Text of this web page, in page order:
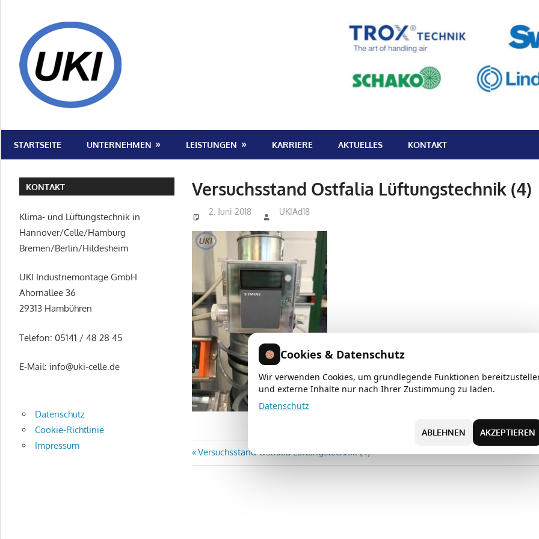
springen
Lüftungstechnik
|
Celle,
Hannover,
Hildesheim,
Berlin
Ihr
Ansprechpartner
im
Bereich
Klima-
und
Unser
Aufgabenfeld
geht
der
Planung
Montage,
bis
hin
STARTSEITE UNTERNEHMEN LEISTUNGEN KARRIERE AKTUELLES KONTAKT
Versuchsstand Ostfalia Lüftungstechnik (4)
2. Juni 2018 UKIAd18
Beitragsnavigation
Vorheriger
Beitrag:
Versuchsstand Ostfalia Lüftungstechnik (4)
KONTAKT
Klima- und Lüftungstechnik in
Hannover/Celle/Hamburg
Bremen/Berlin/Hildesheim
UKI Industriemontage GmbH
Ahornallee 36
29313 Hambühren
Telefon: 05141 / 48 28 45
E-Mail: info@uki-celle.de
Datenschutz
Cookie-Richtlinie
Impressum
Cookies & Datenschutz
Wir verwenden Cookies, um grundlegende Funktionen
und externe Inhalte nur nach Ihrer Zustimmung zu laden.
Datenschutz
ABLEHNEN AKZEPTIEREN